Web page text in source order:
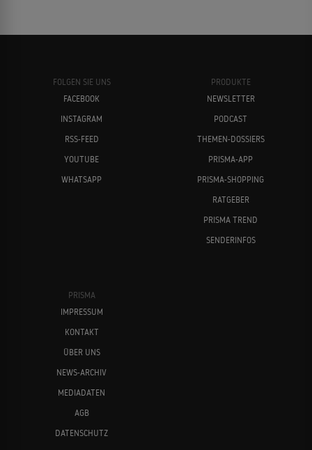
FOLGEN SIE UNS
FACEBOOK
INSTAGRAM
RSS-FEED
YOUTUBE
WHATSAPP
PRODUKTE
NEWSLETTER
PODCAST
THEMEN-DOSSIERS
PRISMA-APP
PRISMA-SHOPPING
RATGEBER
PRISMA TREND
SENDERINFOS
PRISMA
IMPRESSUM
KONTAKT
ÜBER UNS
NEWS-ARCHIV
MEDIADATEN
AGB
DATENSCHUTZ